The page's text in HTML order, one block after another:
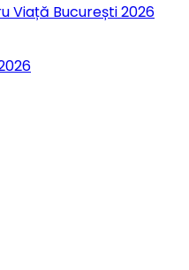
Viață București 2026